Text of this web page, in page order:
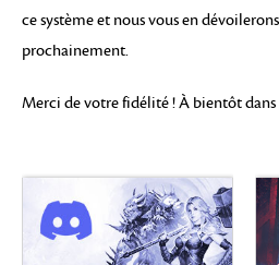
ce système et nous vous en
prochainement.
Merci de votre fidélité ! À bientôt dans